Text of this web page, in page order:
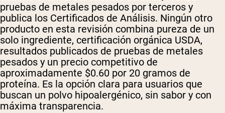
pruebas de metales pesados por terceros y
publica los Certificados de Análisis. Ningún otro
producto en esta revisión combina pureza de un
solo ingrediente, certificación orgánica USDA,
resultados publicados de pruebas de metales
pesados y un precio competitivo de
aproximadamente $0.60 por 20 gramos de
proteína. Es la opción clara para usuarios que
buscan un polvo hipoalergénico, sin sabor y con
máxima transparencia.